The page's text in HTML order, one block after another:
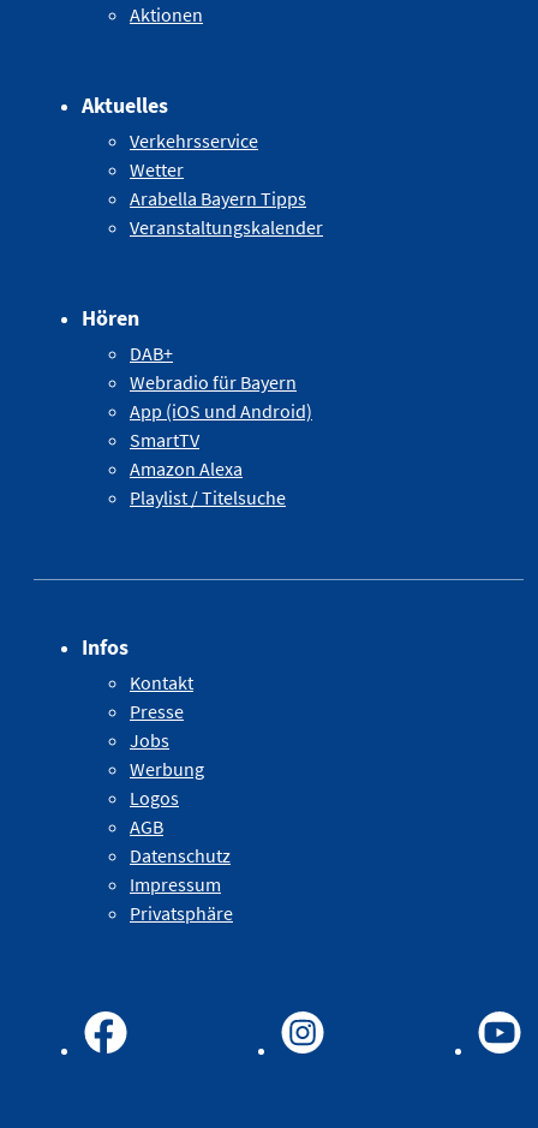
Aktionen
Aktuelles
Verkehrsservice
Wetter
Arabella Bayern Tipps
Veranstaltungskalender
Hören
DAB+
Webradio für Bayern
App (iOS und Android)
SmartTV
Amazon Alexa
Playlist / Titelsuche
Infos
Kontakt
Presse
Jobs
Werbung
Logos
AGB
Datenschutz
Impressum
Privatsphäre